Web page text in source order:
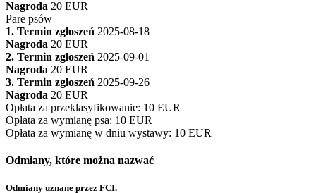
Nagroda 20 EUR
Pare psów
1. Termin zgłoszeń 2025-08-18
Nagroda 20 EUR
2. Termin zgłoszeń 2025-09-01
Nagroda 20 EUR
3. Termin zgłoszeń 2025-09-26
Nagroda 20 EUR
Opłata za przeklasyfikowanie: 10 EUR
Opłata za wymianę psa: 10 EUR
Opłata za wymianę w dniu wystawy: 10 EUR
Odmiany, które można nazwać
Odmiany uznane przez FCI.